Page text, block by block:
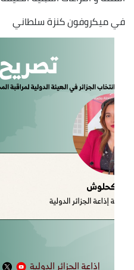
في ميكروفون كنزة سلطاني